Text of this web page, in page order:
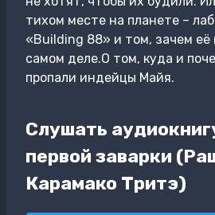
тихом месте на планете –
«Building 88» и том, зачем её
самом деле.О том, куда и
пропали индейцы Майя.
Слушать
первой заварки
Карамако Тритэ)